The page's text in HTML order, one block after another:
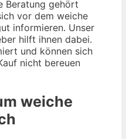
Beratung gehört
vor dem weiche
informieren. Unser
hilft ihnen dabei.
und können sich
nicht bereuen
weiche